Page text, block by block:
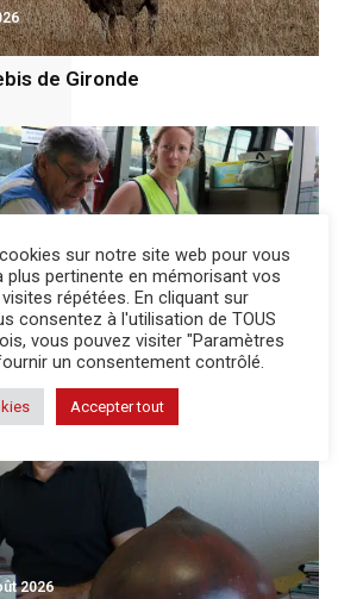
de Gironde
important
2026
sur notre site web pour vous
plus pertinente en mémorisant vos
répétées. En cliquant sur
consentez à l'utilisation de TOUS
vous pouvez visiter "Paramètres
un consentement contrôlé.
Accepter tout